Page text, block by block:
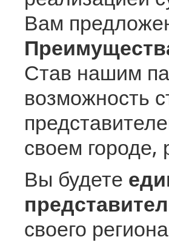
Вам
Став нашим
возможность
своем городе,
Вы будете
своего